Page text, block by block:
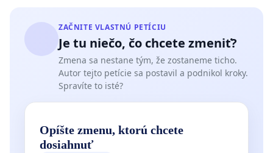
ZAČNITE VLASTNÚ PETÍCIU
Je tu niečo, čo chcete zmeniť?
Zmena sa nestane tým, že zostaneme ticho.
Autor tejto petície sa postavil a podnikol kroky.
Spravíte to isté?
Opíšte zmenu, ktorú chcete
dosiahnuť